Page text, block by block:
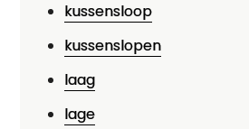
kussensloop
kussenslopen
laag
lage